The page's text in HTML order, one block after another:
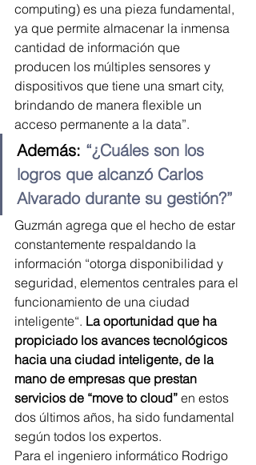
computing) es una pieza fundamental,
ya que permite almacenar la inmensa
cantidad de información que
producen los múltiples sensores y
dispositivos que tiene una smart city,
brindando de manera flexible un
acceso permanente a la data”.
Además: “¿Cuáles son los
logros que alcanzó Carlos
Alvarado durante su gestión?”
Guzmán agrega que el hecho de estar
constantemente respaldando la
información “otorga disponibilidad y
seguridad, elementos centrales para el
funcionamiento de una ciudad
inteligente“. La oportunidad que ha
propiciado los avances tecnológicos
hacia una ciudad inteligente, de la
mano de empresas que prestan
servicios de “move to cloud” en estos
dos últimos años, ha sido fundamental
según todos los expertos.
Para el ingeniero informático Rodrigo